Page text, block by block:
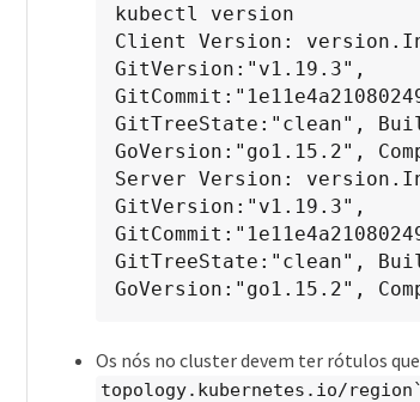
kubectl version
Client Version:
GitVersion:"v1.19.3",
GitTreeState:"clean",
GoVersion:"go1.15.2",
Server Version:
GitVersion:"v1.19.3",
GitTreeState:"clean",
GoVersion:"go1.15.2",
Os nós no cluster devem ter rótulos
topology.kubernetes.io/